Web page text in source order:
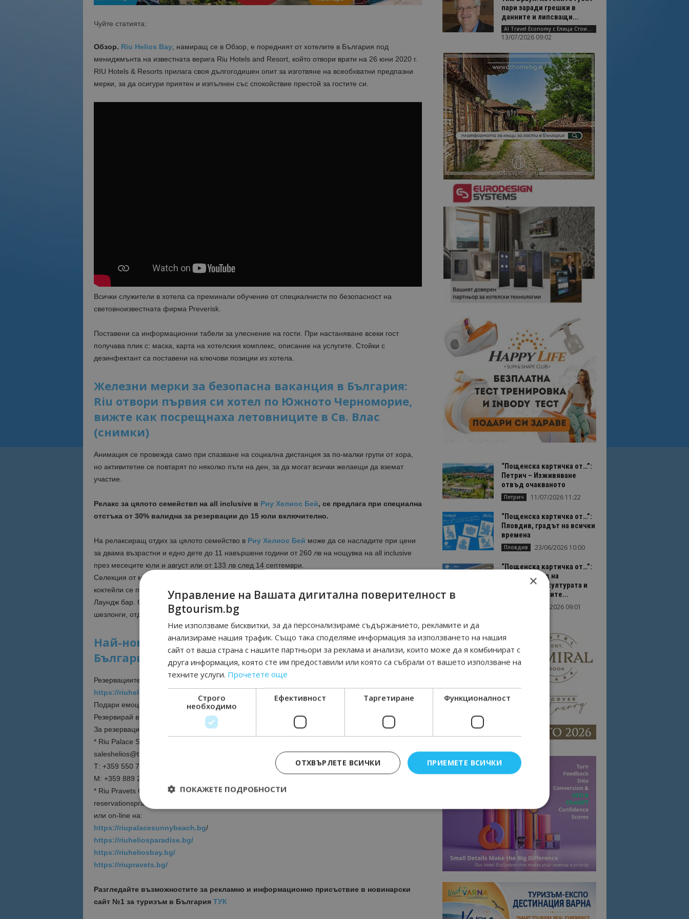
Чуйте статията:
Обзор. Riu Helios Bay, намиращ се в Обзор, е поредният от хотелите в България под
мениджмънта на известната верига Riu Hotels and Resort, който отвори врати на 26 юни 2020 г.
RIU Hotels & Resorts прилага своя дългогодишен опит за изготвяне на всеобхватни предпазни
мерки, за да осигури приятен и изпълнен със спокойствие престой за гостите си.
Всички служители в хотела сa преминали обучение от специалнисти по безопасност на
световноизвестната фирма Preverisk.
Поставени са информационни табели за улеснение на гости. При настаняване всеки гост
получава плик с: маска, карта на хотелския комплекс, описание на услугите. Стойки с
дезинфектант са поставени на ключови позиции из хотела.
Железни мерки за безопасна ваканция в България:
Riu отвори първия си хотел по Южното Черноморие,
вижте как посрещнаха летовниците в Св. Влас
(снимки)
Анимация се провежда само при спазване на социална дистанция за по-малки групи от хора,
но активитетие се повтарят по няколко пъти на ден, за да могат всички желаещи да вземат
участие.
Релакс за цялото семействп на all inclusive в Риу Хелиос Бей, се предлага при специална
отстъка от 30% валидна за резервации до 15 юли включително.
На релаксиращ отдих за цялото семейство в Риу Хелиос Бей може да се насладите при цени
за двама възрастни и едно дете до 11 навършени години от 260 лв на нощувка на all inclusive
през месеците юли и август или от 133 лв след 14 септември.
Селекция от местни алкохолни и безалкохолни напитки и разнообразие от освежаващи
коктейли се предлагат на всеки един от четирите бара: Лоби бар, Бар Басейн с чил-аут зона,
Лаундж бар. Откритият басейн (600 м2) се намира между хотела и плажа и разполага с водни
шезлонги, отделно джакузи, както и с голяма слънчева тераса с безплатни шезлонги и чадъри.
Най-новият петзвезден хотел от веригата Riu в
България отваря врати за сезон 2020 на 2 юли
Резервациите вече са възможни и през официалните уебсайтове на хотелите
https://riuheliosbay.bg
Подари емоция!
Резервирай в RIU Hotels and Resorts!
За резервации:
* Riu Palace Sunny Beach, Riu Helios Paradise, Riu Helios Bay
saleshelios@tts.bg
Т: +359 550 77 337; +359 550 77 339 от понеделник до събота от 09.00 до 18.00
М: +359 889 255 955; +359 885 111 076; +359 885 111 081
* Riu Pravets Golf and Spa
reservationspravets@tts.bg / T: +359 29024100
или on-line на:
https://riupalacesunnybeach.bg/
https://riuheliosparadise.bg/
https://riuheliosbay.bg/
https://riupravets.bg/
Разгледайте възможностите за рекламно и информационно присъствие в новинарски
сайт №1 за туризъм в България ТУК
пари заради грешки в
данните и липсващи...
AI Travel Economy с Елица Стоилова
13/07/2026 09:02
“Пощенска картичка от…”:
Петрич – Изживяване
отвъд очакваното
Петрич 11/07/2026 11:22
“Пощенска картичка от…”:
Пловдив, градът на всички
времена
Пловдив 23/06/2026 10:00
“Пощенска картичка от…”:
Перник – град на
традициите, културата и
вдъхновяващите...
17/06/2026 09:01
×
Управление на Вашата дигитална поверителност в
Bgtourism.bg
Ние използваме бисквитки, за да персонализираме съдържанието, рекламите и да
анализираме нашия трафик. Също така споделяме информация за използването на нашия
сайт от ваша страна с нашите партньори за реклама и анализи, които може да я комбинират с
друга информация, която сте им предоставили или която са събрали от вашето използване на
техните услуги. Прочетете още
Строго
необходимо
Ефективност Таргетиране Функционалност
ПРИЕМЕТЕ ВСИЧКИ
ОТХВЪРЛЕТЕ ВСИЧКИ
ПОКАЖЕТЕ ПОДРОБНОСТИ
Строго необходимите бисквитки позволяват основната функционалност на уебсайта, като потребителско влизане и
управление на акаунта. Уебсайтът не може да се използва правилно без строго необходими бисквитки.
cookie_notice_accepted
lisandraramos.com
7 дни
Тази бисквитка се използва, за да запомните съгласието
на потребителя за използването на бисквитки на сайта.